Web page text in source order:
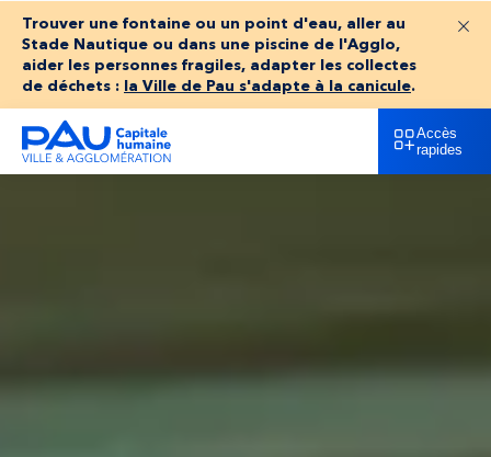
Trouver une fontaine ou un point d'eau, aller au
Stade Nautique ou dans une piscine de l'Agglo,
aider les personnes fragiles, adapter les collectes
de déchets :
la Ville de Pau s'adapte à la canicule.
Accès
rapides